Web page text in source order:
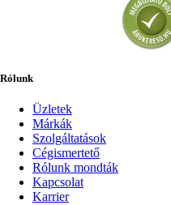
Rólunk
Üzletek
Márkák
Szolgáltatások
Cégismertető
Rólunk mondták
Kapcsolat
Karrier